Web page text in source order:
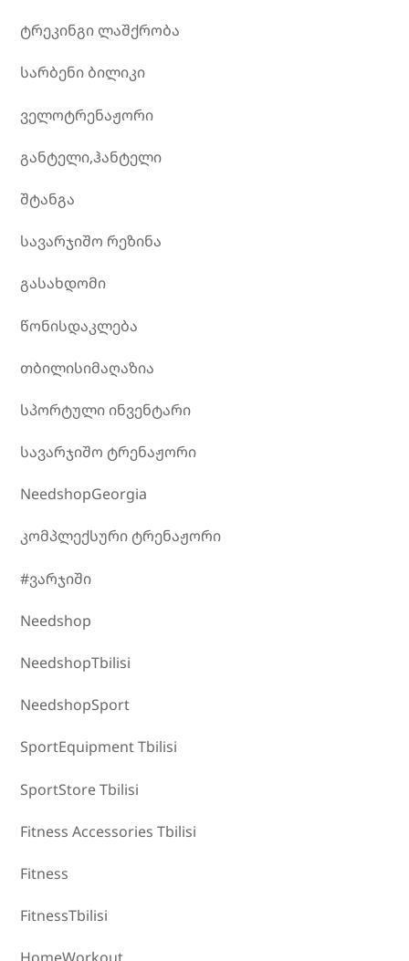
ტრეკინგი ლაშქრობა
სარბენი ბილიკი
ველოტრენაჟორი
განტელი,ჰანტელი
შტანგა
სავარჯიშო რეზინა
გასახდომი
წონისდაკლება
თბილისიმაღაზია
სპორტული ინვენტარი
სავარჯიშო ტრენაჟორი
NeedshopGeorgia
კომპლექსური ტრენაჟორი
#ვარჯიში
Needshop
NeedshopTbilisi
NeedshopSport
SportEquipment Tbilisi
SportStore Tbilisi
Fitness Accessories Tbilisi
Fitness
FitnessTbilisi